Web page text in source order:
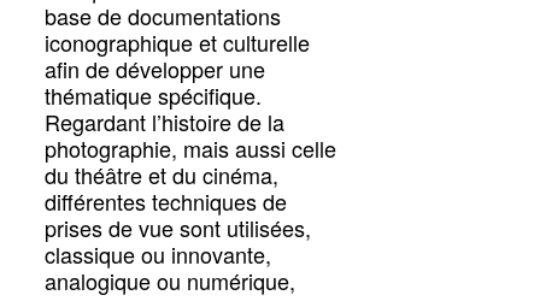
base de documentations
iconographique et culturelle
afin de développer une
thématique spécifique.
Regardant l’histoire de la
photographie, mais aussi celle
du théâtre et du cinéma,
différentes techniques de
prises de vue sont utilisées,
classique ou innovante,
analogique ou numérique,